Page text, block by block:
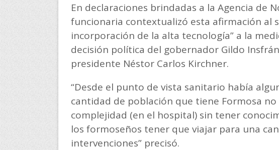
En declaraciones brindadas a la Agencia de
funcionaria contextualizó esta afirmación al
incorporación de la alta tecnología” a la
decisión política del gobernador Gildo
presidente Néstor Carlos Kirchner.
“Desde el punto de vista sanitario había
cantidad de población que tiene Formosa
complejidad (en el hospital) sin tener
los formoseños tener que viajar para una
intervenciones” precisó.